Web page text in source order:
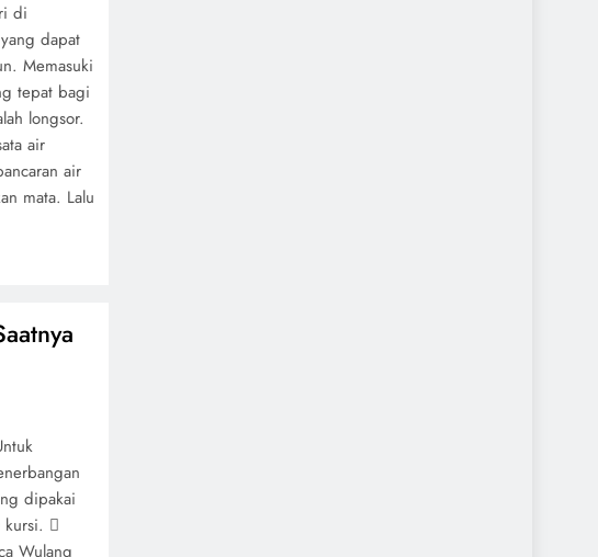
di
dapat
Memasuki
tepat bagi
longsor.
air
air
mata. Lalu
dipakai
kursi. 
Wulang